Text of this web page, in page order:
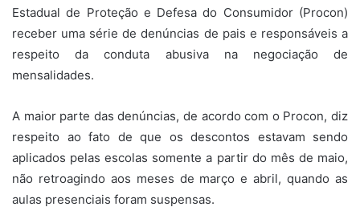
Estadual de Proteção e Defesa do Consumidor (Procon)
receber uma série de denúncias de pais e responsáveis a
respeito da conduta abusiva na negociação de
mensalidades.
A maior parte das denúncias, de acordo com o Procon, diz
respeito ao fato de que os descontos estavam sendo
aplicados pelas escolas somente a partir do mês de maio,
não retroagindo aos meses de março e abril, quando as
aulas presenciais foram suspensas.